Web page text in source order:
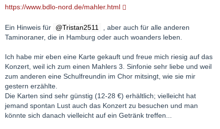
https://www.bdlo-nord.de/mahler.html
Ein Hinweis für Tristan2511
, aber auch für alle anderen
Taminoraner, die in Hamburg oder auch woanders leben.
Ich habe mir eben eine Karte gekauft und freue mich riesig auf das
Konzert, weil ich zum einen Mahlers 3. Sinfonie sehr liebe und weil
zum anderen eine Schulfreundin im Chor mitsingt, wie sie mir
gestern erzählte.
Die Karten sind sehr günstig (12-28 €) erhältlich; vielleicht hat
jemand spontan Lust auch das Konzert zu besuchen und man
könnte sich danach vielleicht auf ein Getränk treffen...